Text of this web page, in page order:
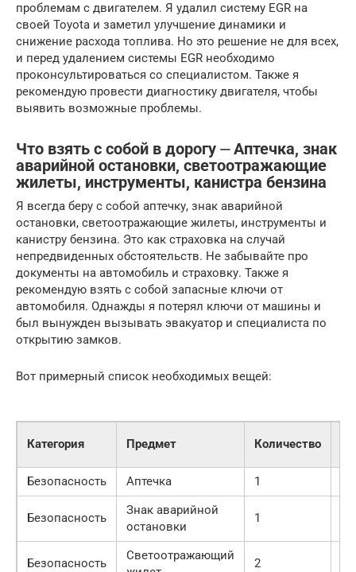
проблемам с двигателем. Я удалил систему EGR на
своей Toyota и заметил улучшение динамики и
снижение расхода топлива. Но это решение не для всех,
и перед удалением системы EGR необходимо
проконсультироваться со специалистом. Также я
рекомендую провести диагностику двигателя, чтобы
выявить возможные проблемы.
Что взять с собой в дорогу ⏤ Аптечка, знак
аварийной остановки, светоотражающие
жилеты, инструменты, канистра бензина
Я всегда беру с собой аптечку, знак аварийной
остановки, светоотражающие жилеты, инструменты и
канистру бензина. Это как страховка на случай
непредвиденных обстоятельств. Не забывайте про
документы на автомобиль и страховку. Также я
рекомендую взять с собой запасные ключи от
автомобиля. Однажды я потерял ключи от машины и
был вынужден вызывать эвакуатор и специалиста по
открытию замков.
Вот примерный список необходимых вещей:
Категория Предмет Количество
Безопасность
Аптечка 1
Безопасность
Знак аварийной
остановки
1
Безопасность
Светоотражающий
2